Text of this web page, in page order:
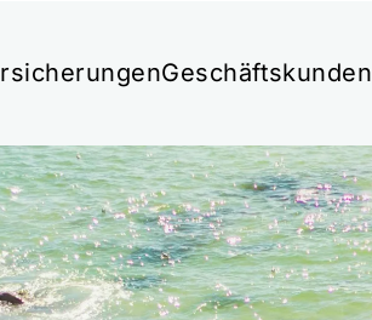
Geschäftskunden